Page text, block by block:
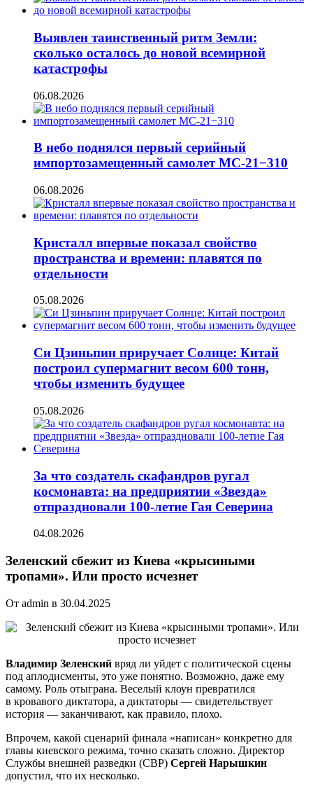
Выявлен таинственный ритм Земли:
сколько осталось до новой всемирной
катастрофы
06.08.2026
В небо поднялся первый серийный
импортозамещенный самолет МС-21−310
06.08.2026
Кристалл впервые показал свойство
пространства и времени: плавятся по
отдельности
05.08.2026
Си Цзиньпин приручает Солнце: Китай
построил супермагнит весом 600 тонн,
чтобы изменить будущее
05.08.2026
За что создатель скафандров ругал
космонавта: на предприятии «Звезда»
отпраздновали 100-летие Гая Северина
04.08.2026
Зеленский сбежит из Киева «крысиными
тропами». Или просто исчезнет
От admin в 30.04.2025
Владимир Зеленский вряд ли уйдет с политической сцены
под аплодисменты, это уже понятно. Возможно, даже ему
самому. Роль отыграна. Веселый клоун превратился
в кровавого диктатора, а диктаторы — свидетельствует
история — заканчивают, как правило, плохо.
Впрочем, какой сценарий финала «написан» конкретно для
главы киевского режима, точно сказать сложно. Директор
Службы внешней разведки (СВР) Сергей Нарышкин
допустил, что их несколько.